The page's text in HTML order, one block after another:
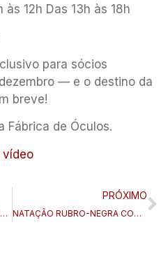
12h Das 13h às 18h
para sócios
— e o destino da
breve!
Fábrica de Óculos.
vídeo
CONFIRA A PROGRAMAÇÃO DO TENNIS LEGENDS 2025
PRÓXIMO
NATAÇÃO RUBRO-NEGRA CONQUISTA 15 MEDALHAS EM MAIS UMA SELETIVA!